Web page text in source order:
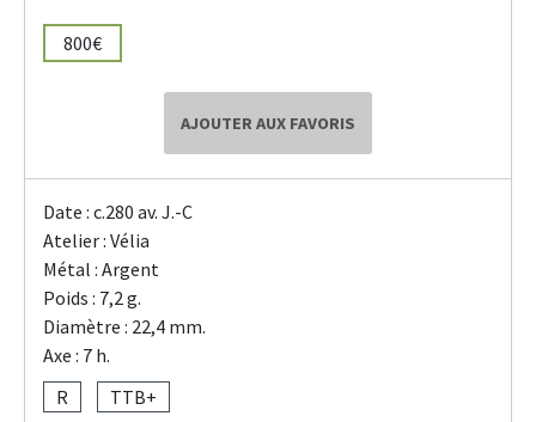
800€
AJOUTER AUX FAVORIS
Date : c.280 av. J.-C
Atelier : Vélia
Métal : Argent
Poids : 7,2 g.
Diamètre : 22,4 mm.
Axe : 7 h.
R
TTB+